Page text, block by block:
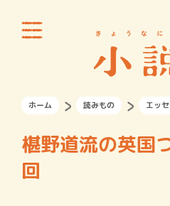
ホーム 読みもの エッ
椹野道流の英
回